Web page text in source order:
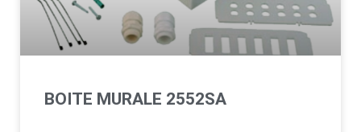
BOITE MURALE 2552SA